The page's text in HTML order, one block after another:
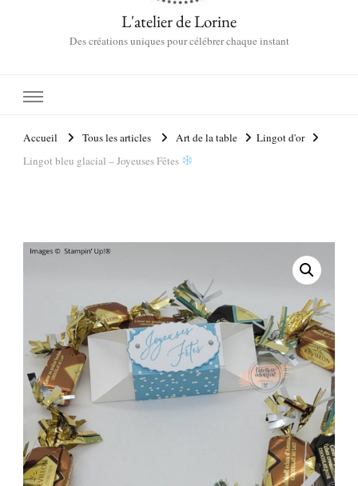
L'atelier de Lorine
Des créations uniques pour célébrer chaque instant
Accueil Tous les articles Art de la table
Lingot d'or
Lingot bleu glacial – Joyeuses Fêtes